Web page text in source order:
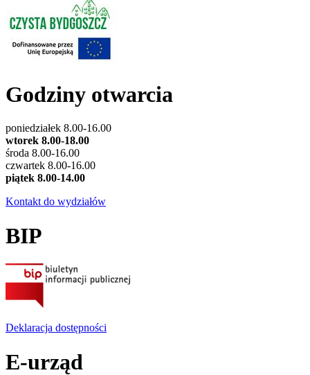
Godziny otwarcia
poniedziałek 8.00-16.00
wtorek 8.00-18.00
środa 8.00-16.00
czwartek 8.00-16.00
piątek 8.00-14.00
Kontakt do wydziałów
BIP
Deklaracja dostępności
E-urząd